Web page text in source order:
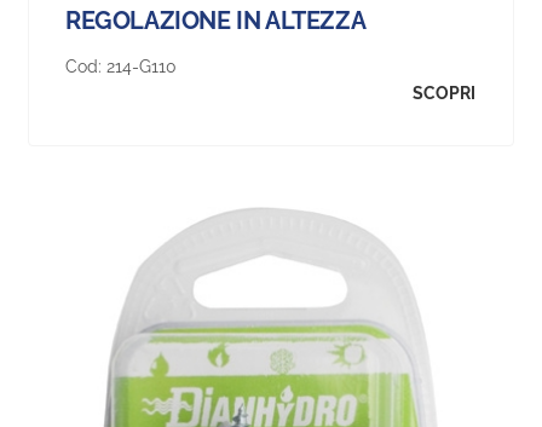
REGOLAZIONE IN ALTEZZA
Cod: 214-G110
SCOPRI